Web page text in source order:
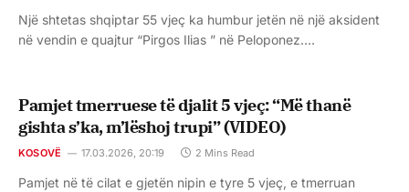
Një shtetas shqiptar 55 vjeç ka humbur jetën në një aksident
në vendin e quajtur “Pirgos Ilias ” në Peloponez.…
Pamjet tmerruese të djalit 5 vjeç: “Më thanë
gishta s’ka, m’lëshoj trupi” (VIDEO)
KOSOVË 17.03.2026, 20:19 2 Mins Read
Pamjet në të cilat e gjetën nipin e tyre 5 vjeç, e tmerruan